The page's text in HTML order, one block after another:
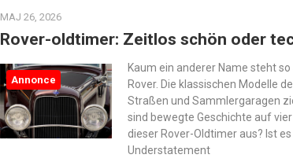
MAJ 26, 2026
Rover-oldtimer: Zeitlos schön oder
Annonce
Kaum ein anderer Name steht
Rover. Die klassischen Modelle
Straßen und Sammlergaragen
sind bewegte Geschichte auf
dieser Rover-Oldtimer aus? Ist
Understatement